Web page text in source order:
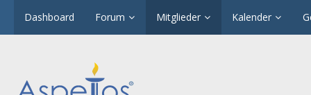
Dashboard Forum Mitglieder Kalender